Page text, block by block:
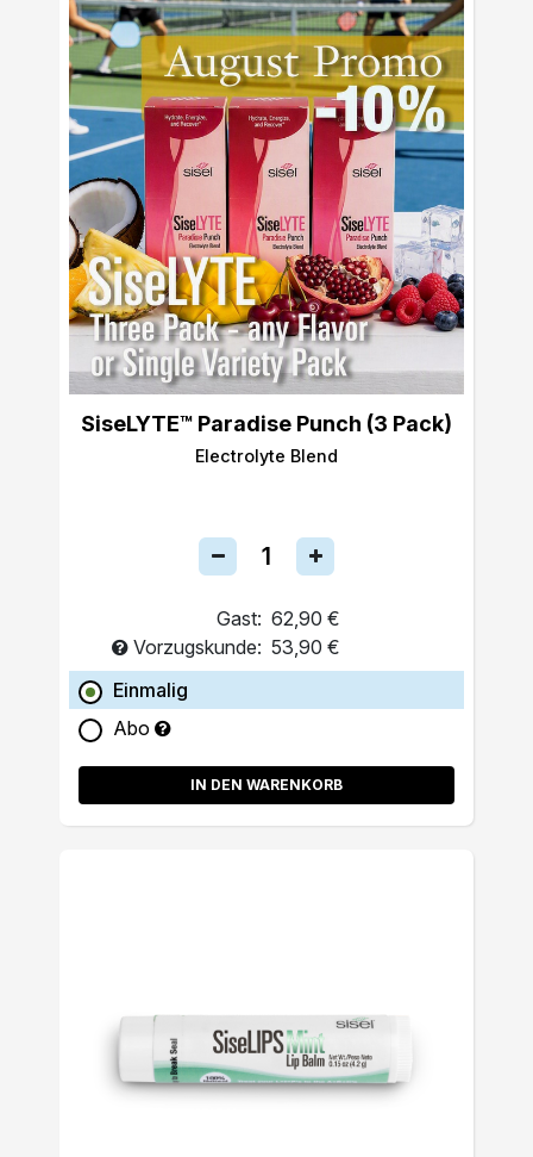
SiseLYTE™ Paradise Punch (3 Pack)
Electrolyte Blend
Gast: 62,90 €
Vorzugskunde: 53,90 €
Einmalig
Abo
IN DEN WARENKORB